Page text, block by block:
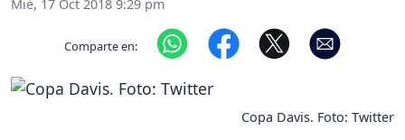
Mié, 17 Oct 2018 9:29 pm
Comparte en:
Copa Davis. Foto: Twitter